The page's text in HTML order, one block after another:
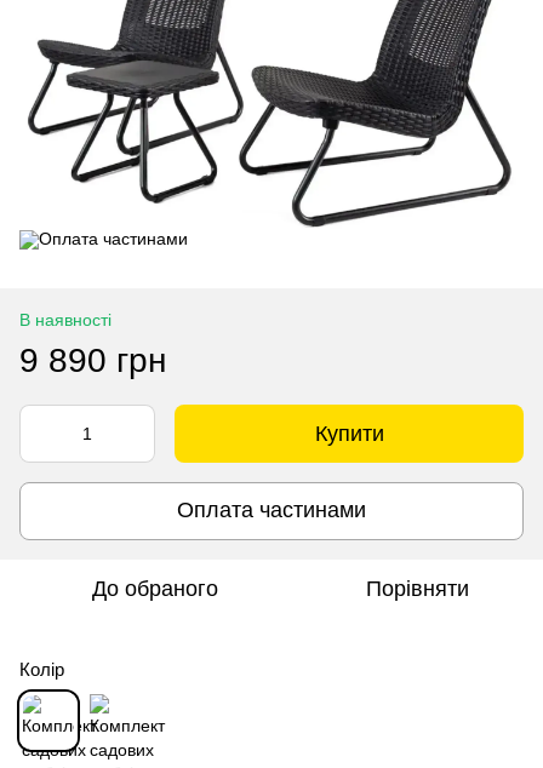
В наявності
9 890 грн
Купити
Оплата частинами
До обраного Порівняти
Колір